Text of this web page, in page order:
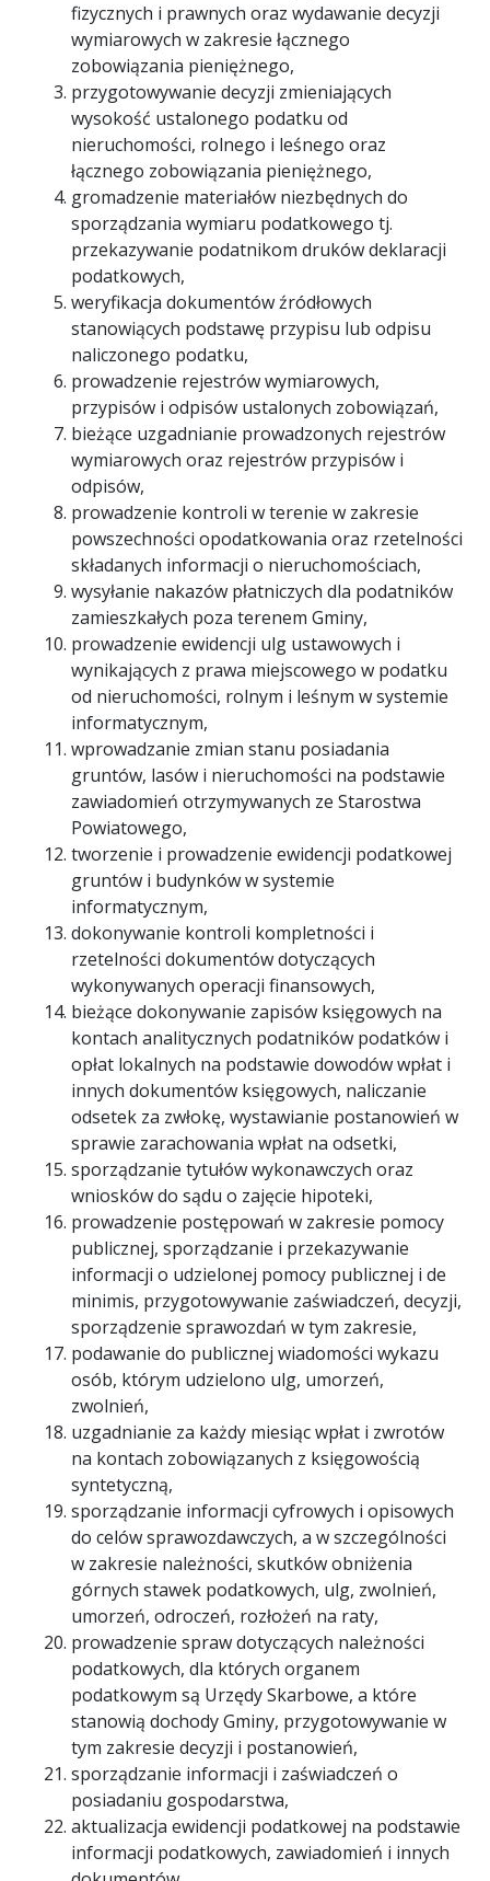
fizycznych i prawnych oraz wydawanie decyzji
wymiarowych w zakresie łącznego
zobowiązania pieniężnego,
przygotowywanie decyzji zmieniających
wysokość ustalonego podatku od
nieruchomości, rolnego i leśnego oraz
łącznego zobowiązania pieniężnego,
gromadzenie materiałów niezbędnych do
sporządzania wymiaru podatkowego tj.
przekazywanie podatnikom druków deklaracji
podatkowych,
weryfikacja dokumentów źródłowych
stanowiących podstawę przypisu lub odpisu
naliczonego podatku,
prowadzenie rejestrów wymiarowych,
przypisów i odpisów ustalonych zobowiązań,
bieżące uzgadnianie prowadzonych rejestrów
wymiarowych oraz rejestrów przypisów i
odpisów,
prowadzenie kontroli w terenie w zakresie
powszechności opodatkowania oraz rzetelności
składanych informacji o nieruchomościach,
wysyłanie nakazów płatniczych dla podatników
zamieszkałych poza terenem Gminy,
prowadzenie ewidencji ulg ustawowych i
wynikających z prawa miejscowego w podatku
od nieruchomości, rolnym i leśnym w systemie
informatycznym,
wprowadzanie zmian stanu posiadania
gruntów, lasów i nieruchomości na podstawie
zawiadomień otrzymywanych ze Starostwa
Powiatowego,
tworzenie i prowadzenie ewidencji podatkowej
gruntów i budynków w systemie
informatycznym,
dokonywanie kontroli kompletności i
rzetelności dokumentów dotyczących
wykonywanych operacji finansowych,
bieżące dokonywanie zapisów księgowych na
kontach analitycznych podatników podatków i
opłat lokalnych na podstawie dowodów wpłat i
innych dokumentów księgowych, naliczanie
odsetek za zwłokę, wystawianie postanowień w
sprawie zarachowania wpłat na odsetki,
sporządzanie tytułów wykonawczych oraz
wniosków do sądu o zajęcie hipoteki,
prowadzenie postępowań w zakresie pomocy
publicznej, sporządzanie i przekazywanie
informacji o udzielonej pomocy publicznej i de
minimis, przygotowywanie zaświadczeń, decyzji,
sporządzenie sprawozdań w tym zakresie,
podawanie do publicznej wiadomości wykazu
osób, którym udzielono ulg, umorzeń,
zwolnień,
uzgadnianie za każdy miesiąc wpłat i zwrotów
na kontach zobowiązanych z księgowością
syntetyczną,
sporządzanie informacji cyfrowych i opisowych
do celów sprawozdawczych, a w szczególności
w zakresie należności, skutków obniżenia
górnych stawek podatkowych, ulg, zwolnień,
umorzeń, odroczeń, rozłożeń na raty,
prowadzenie spraw dotyczących należności
podatkowych, dla których organem
podatkowym są Urzędy Skarbowe, a które
stanowią dochody Gminy, przygotowywanie w
tym zakresie decyzji i postanowień,
sporządzanie informacji i zaświadczeń o
posiadaniu gospodarstwa,
aktualizacja ewidencji podatkowej na podstawie
informacji podatkowych, zawiadomień i innych